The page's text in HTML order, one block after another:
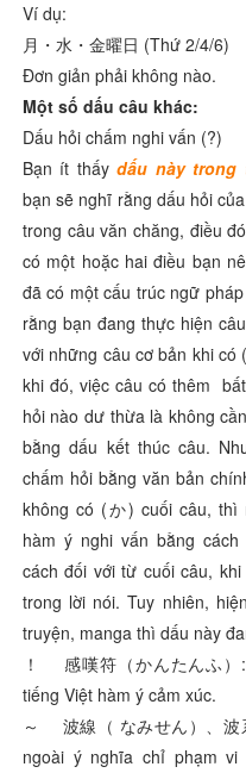
Ví dụ:
月・水・金曜日 (Thứ 2/4/6)
Đơn giản phải không nào.
Một số dấu câu khác:
Dấu hỏi chấm nghi vấn (?)
Bạn ít thấydấu này trong
bạn sẽ nghĩ rằng dấu hỏi
trong câu văn chăng, điều
có một hoặc hai điều bạn
đã có một cấu trúc ngữ
rằng bạn đang thực hiện
với những câu cơ bản khi có
khi đó, việc câu có thêm
hỏi nào dư thừa là không
bằng dấu kết thúc câu.
chấm hỏi bằng văn bản
không có (か) cuối câu, thì
hàm ý nghi vấn bằng
cách đối với từ cuối câu,
trong lời nói. Tuy nhiên,
truyện, manga thì dấu này
！ 感嘆符（かんたんふ）:
tiếng Việt hàm ý cảm xúc.
～ 波線（ なみせん）、波
ngoài ý nghĩa chỉ phạm